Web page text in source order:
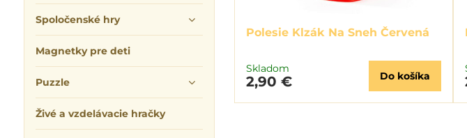
Polesie Klzák Na Sneh Červená
Skladom
2,90 € Do košíka
Spoločenské hry
Magnetky pre deti
Puzzle
Živé a vzdelávacie hračky